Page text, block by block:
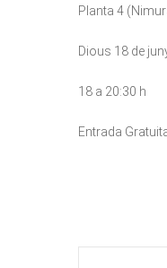
Planta 4
Dious 18 de
18 a 20:30 h
Entrada